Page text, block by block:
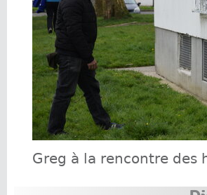
Greg à la rencontre des